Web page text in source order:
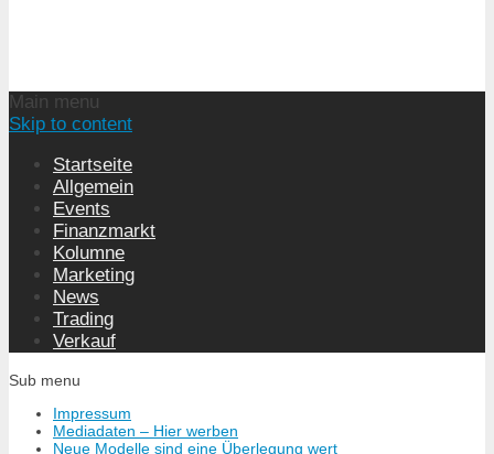
Main menu
Skip to content
Startseite
Allgemein
Events
Finanzmarkt
Kolumne
Marketing
News
Trading
Verkauf
Sub menu
Impressum
Mediadaten – Hier werben
Neue Modelle sind eine Überlegung wert